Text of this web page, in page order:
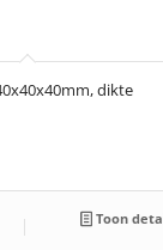
dikte
Toon